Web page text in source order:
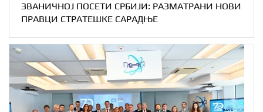
ЗВАНИЧНОЈ ПОСЕТИ СРБИЈИ: РАЗМАТРАНИ НОВИ
ПРАВЦИ СТРАТЕШКЕ САРАДЊЕ